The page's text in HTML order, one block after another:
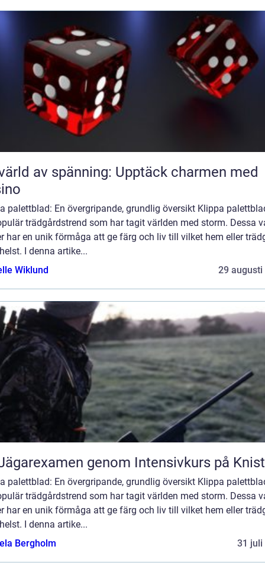
av spänning: Upptäck charmen med
palettblad: En övergripande, grundlig översikt Klippa
trädgårdstrend som har tagit världen med storm. Dessa
har en unik förmåga att ge färg och liv till vilket hem eller
I denna artike...
Wiklund
29 augusti
genom Intensivkurs på
palettblad: En övergripande, grundlig översikt Klippa
trädgårdstrend som har tagit världen med storm. Dessa
har en unik förmåga att ge färg och liv till vilket hem eller
I denna artike...
Bergholm
31 juli